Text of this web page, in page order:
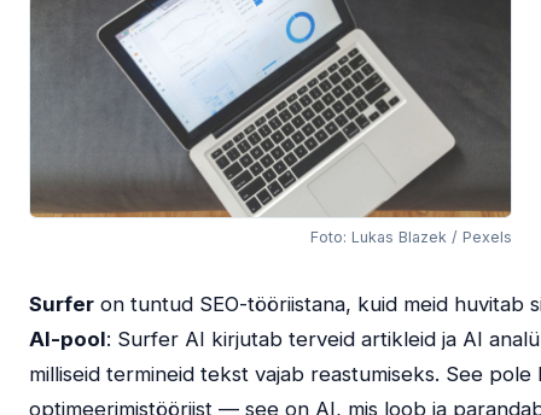
Foto: Lukas Blazek / Pexels
Surfer on tuntud SEO-tööriistana, kuid meid huvitab
AI-pool: Surfer AI kirjutab terveid artikleid ja AI
milliseid termineid tekst vajab reastumiseks. See pole
optimeerimistööriist — see on AI, mis loob ja